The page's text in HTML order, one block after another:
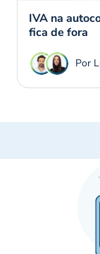
IVA na
fica de fora
Por